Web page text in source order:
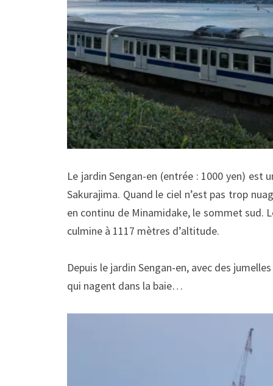
Le jardin Sengan-en (entrée : 1000 yen) est
Sakurajima. Quand le ciel n’est pas trop
en continu de Minamidake, le sommet sud.
culmine à 1117 mètres d’altitude.
Depuis le jardin Sengan-en, avec des
qui nagent dans la baie…